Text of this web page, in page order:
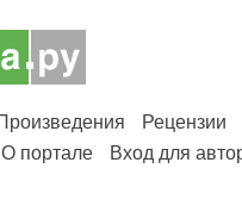
Рецензии
О портале Вход для